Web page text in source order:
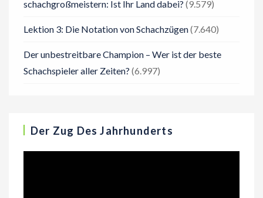
schachgroßmeistern: Ist Ihr Land dabei? (9.579)
Lektion 3: Die Notation von Schachzügen(7.640)
Der unbestreitbare Champion – Wer ist der beste
Schachspieler aller Zeiten? (6.997)
Der Zug Des Jahrhunderts